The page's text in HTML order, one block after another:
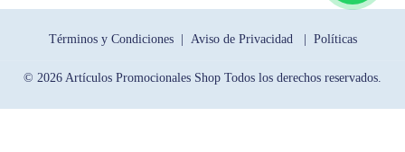
Términos y Condiciones | Aviso de Privacidad | Políticas
© 2026 Artículos Promocionales Shop Todos los derechos reservados.